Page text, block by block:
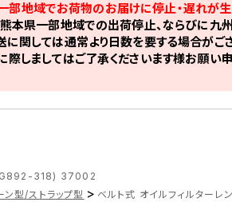
部地域でお荷物のお届けに停止・遅れが生
本県一部地域での出荷停止、ならびに九
に関しては通常より日数を要する場合がござ
際しましてはご了承くださいます様お願い申
318) 37002
ン型/ストラップ型 > ベルト式 オイルフィルタ